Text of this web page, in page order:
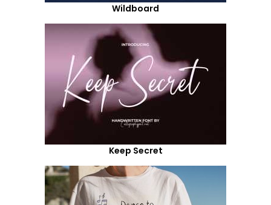
Wildboard
Keep Secret